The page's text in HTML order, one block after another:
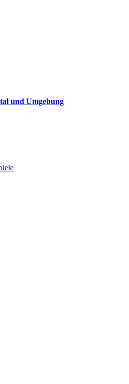
und Umgebung